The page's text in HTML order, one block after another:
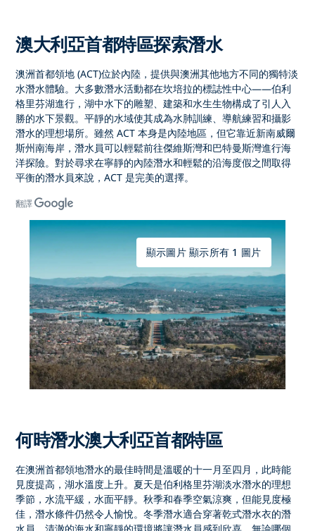
澳大利亞首都特區探索潛水
澳洲首都領地 (ACT)位於內陸，提供與澳洲其他地方不同的獨特淡
水潛水體驗。大多數潛水活動都在坎培拉的標誌性中心——伯利
格里芬湖進行，湖中水下的雕塑、建築和水生生物構成了引人入
勝的水下景觀。平靜的水域使其成為水肺訓練、導航練習和攝影
潛水的理想場所。雖然 ACT 本身是內陸地區，但它靠近新南威爾
斯州南海岸，潛水員可以輕鬆前往傑維斯灣和巴特曼斯灣進行海
洋探險。對於尋求在寧靜的內陸潛水和輕鬆的沿海度假之間取得
平衡的潛水員來說，ACT 是完美的選擇。
翻譯
顯示圖片 顯示所有 1 圖片
何時潛水澳大利亞首都特區
在澳洲首都領地潛水的最佳時間是溫暖的十一月至四月 ，此時能
見度提高，湖水溫度上升。夏天是伯利格里芬湖淡水潛水的理想
季節，水流平緩，水面平靜。秋季和春季空氣涼爽，但能見度極
佳，潛水條件仍然令人愉悅。冬季潛水適合穿著乾式潛水衣的潛